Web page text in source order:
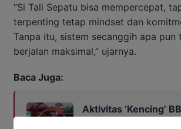
“Si Tali Sepatu bisa mempercepat,
terpenting tetap mindset dan
Tanpa itu, sistem secanggih apa pun
berjalan maksimal,” ujarnya.
Baca Juga:
Aktivitas ‘Kencing’